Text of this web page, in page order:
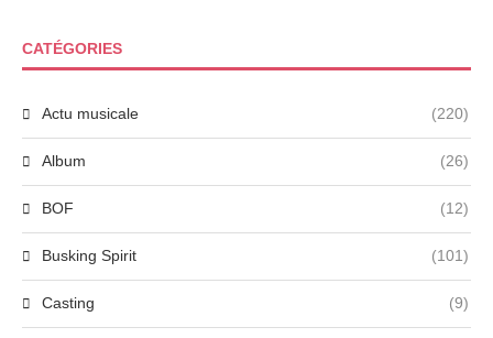
CATÉGORIES
Actu musicale (220)
Album (26)
BOF (12)
Busking Spirit (101)
Casting (9)